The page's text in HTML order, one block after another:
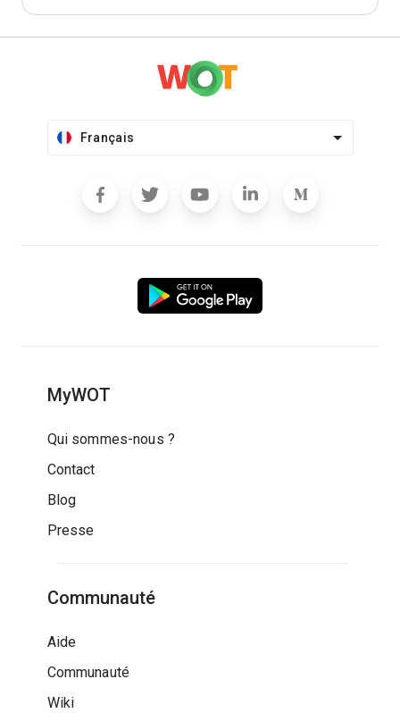
Français
MyWOT
Qui sommes-nous ?
Contact
Blog
Presse
Communauté
Aide
Communauté
Wiki